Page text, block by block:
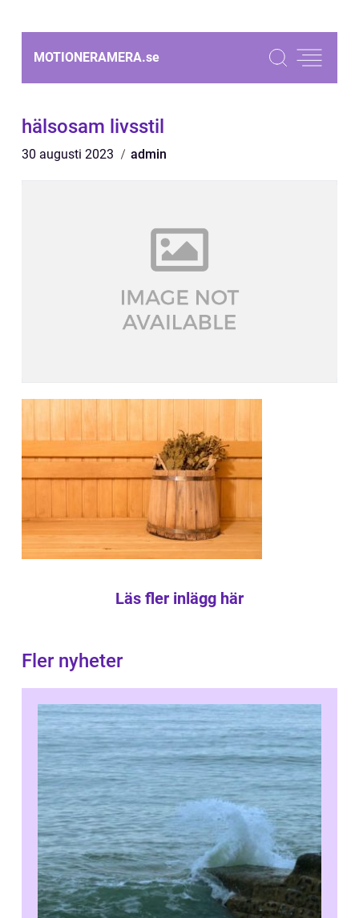
MOTIONERAMERA.se
hälsosam livsstil
30 augusti 2023 admin
Läs fler inlägg här
Fler nyheter